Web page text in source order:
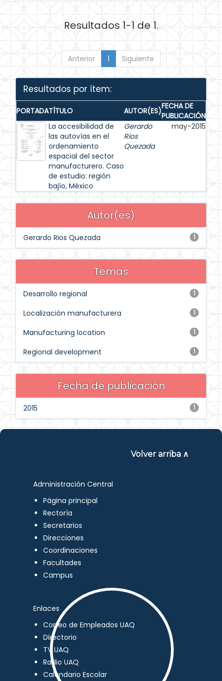
Resultados 1-1 de 1.
Anterior 1 Siguiente
Resultados por ítem:
PORTADATÍTULO AUTOR(ES)FECHA DE
PUBLICACIÓN
La accesibilidad de
las autovías en el
ordenamiento
espacial del sector
manufacturero. Caso
de estudio: región
bajío, México
Gerardo
Rios
Quezada
may-2015
Autor(es)
1
Gerardo Rios Quezada
Temas
1
Desarrollo regional
1
Localización manufacturera
1
Manufacturing location
1
Regional development
Fecha de publicación
1
2015
Volver arriba ∧
Administración Central
Página principal
Rectoría
Secretarios
Direcciones
Coordinaciones
Facultades
Campus
Enlaces
Correo de Empleados UAQ
Directorio
TV UAQ
Radio UAQ
Calendario Escolar